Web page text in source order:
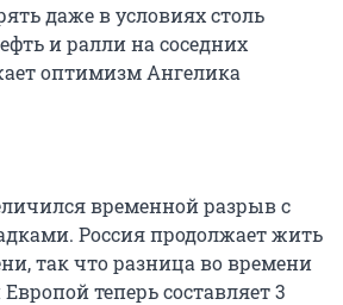
даже в условиях столь
и ралли на соседних
оптимизм Ангелика
временной разрыв с
Россия продолжает жить
так что разница во времени
теперь составляет 3